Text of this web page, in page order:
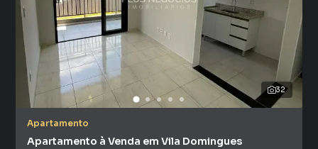
32
Apartamento
Apartamento à Venda em Vila Domingues